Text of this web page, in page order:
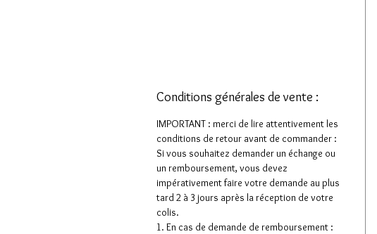
Conditions générales de vente :
IMPORTANT : merci de lire attentivement les
conditions de retour avant de commander :
Si vous souhaitez demander un échange ou
un remboursement, vous devez
impérativement faire votre demande au plus
tard 2 à 3 jours après la réception de votre
colis.
1. En cas de demande de remboursement :